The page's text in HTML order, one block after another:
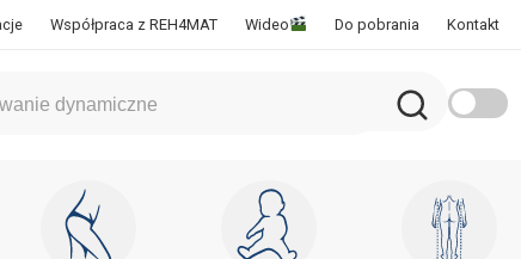
Współpraca z REH4MAT Wideo Do pobrania Kontakt